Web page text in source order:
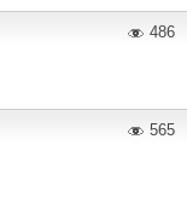
486
565